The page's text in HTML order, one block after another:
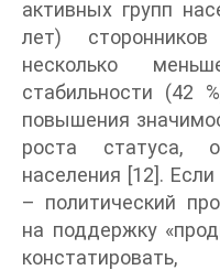
активных групп
лет)
несколько
стабильности (42
повышения
роста статуса,
населения [12].
– политический
на поддержку